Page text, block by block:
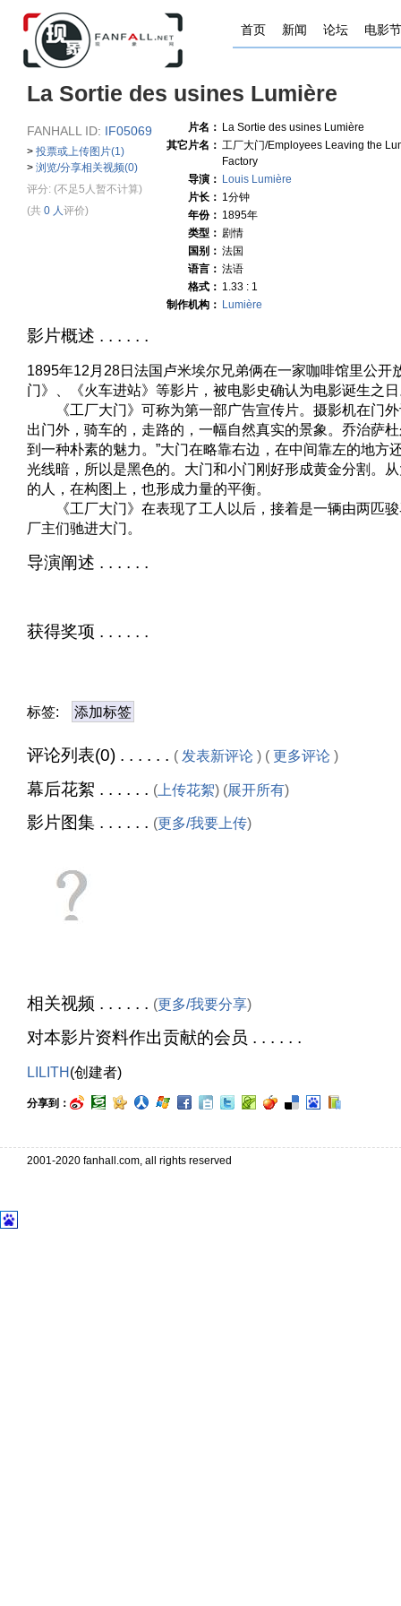
首页 新闻 论坛 电影节
La Sortie des usines Lumière
FANHALL ID: IF05069
> 投票或上传图片(1)
> 浏览/分享相关视频(0)
评分: (不足5人暂不计算)
(共 0 人评价)
片名： La Sortie des usines Lumière
其它片名： 工厂大门/Employees Leaving the
Factory
导演： Louis Lumière
片长： 1分钟
年份： 1895年
类型： 剧情
国别： 法国
语言： 法语
格式： 1.33 : 1
制作机构： Lumière
影片概述 . . . . . .
1895年12月28日法国卢米埃尔兄弟俩在一家咖啡馆里公开
门》、《火车进站》等影片，被电影史确认为电影诞生之
《工厂大门》可称为第一部广告宣传片。摄影机在门外
出门外，骑车的，走路的，一幅自然真实的景象。乔治萨
到一种朴素的魅力。”大门在略靠右边，在中间靠左的地方
光线暗，所以是黑色的。大门和小门刚好形成黄金分割。
的人，在构图上，也形成力量的平衡。
《工厂大门》在表现了工人以后，接着是一辆由两匹骏
厂主们驰进大门。
导演阐述 . . . . . .
获得奖项 . . . . . .
标签: 添加标签
评论列表(0) . . . . . . ( 发表新评论 ) ( 更多评论 )
幕后花絮 . . . . . . ( 上传花絮) (展开所有)
影片图集 . . . . . . (更多/我要上传)
相关视频 . . . . . . (更多/我要分享)
对本影片资料作出贡献的会员 . . . . . .
LILITH(创建者)
分享到：
2001-2020 fanhall.com, all rights reserved